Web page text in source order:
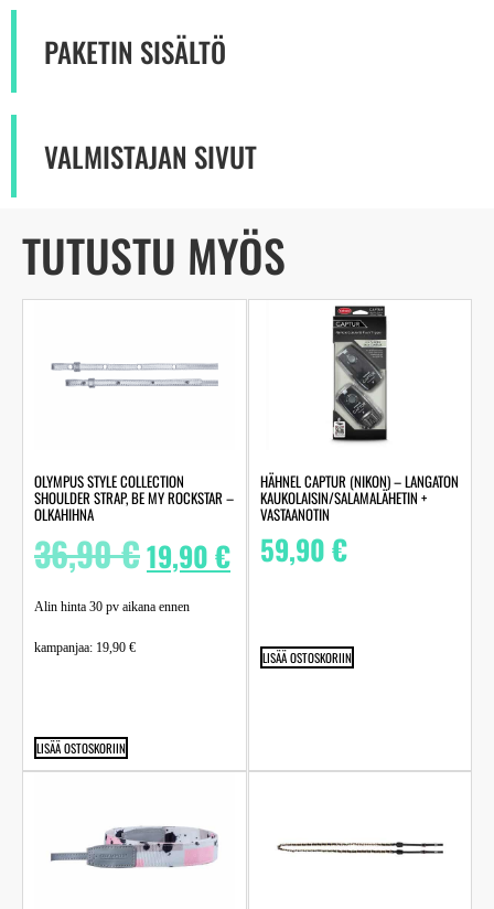
PAKETIN SISÄLTÖ
VALMISTAJAN SIVUT
TUTUSTU MYÖS
OLYMPUS STYLE COLLECTION
SHOULDER STRAP, BE MY ROCKSTAR –
OLKAHIHNA
36,90€19,90€
Alin hinta 30 pv aikana ennen
kampanjaa: 19,90 €
LISÄÄ OSTOSKORIIN
HÄHNEL CAPTUR (NIKON) – LANGATON
KAUKOLAISIN/SALAMALÄHETIN +
VASTAANOTIN
59,90€
LISÄÄ OSTOSKORIIN